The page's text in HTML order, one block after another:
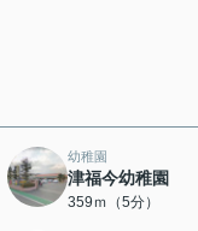
幼稚園
津福今幼稚園
359ｍ（5分）